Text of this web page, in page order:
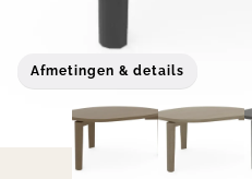
Afmetingen & details